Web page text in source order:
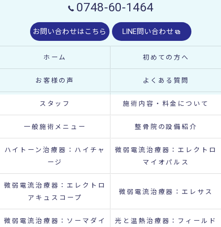
0748-60-1464
お問い合わせはこちら LINE問い合わせ
ホーム 初めての方へ
お客様の声 よくある質問
スタッフ 施術内容・料金について
一般施術メニュー 整骨院の設備紹介
ハイトーン治療器：ハイチャ
ージ
微弱電流治療器：エレクトロ
マイオパルス
微弱電流治療器：エレクトロ
アキュスコープ
微弱電流治療器：エレサス
微弱電流治療器：ソーマダイ
光と温熱治療器：フィールド